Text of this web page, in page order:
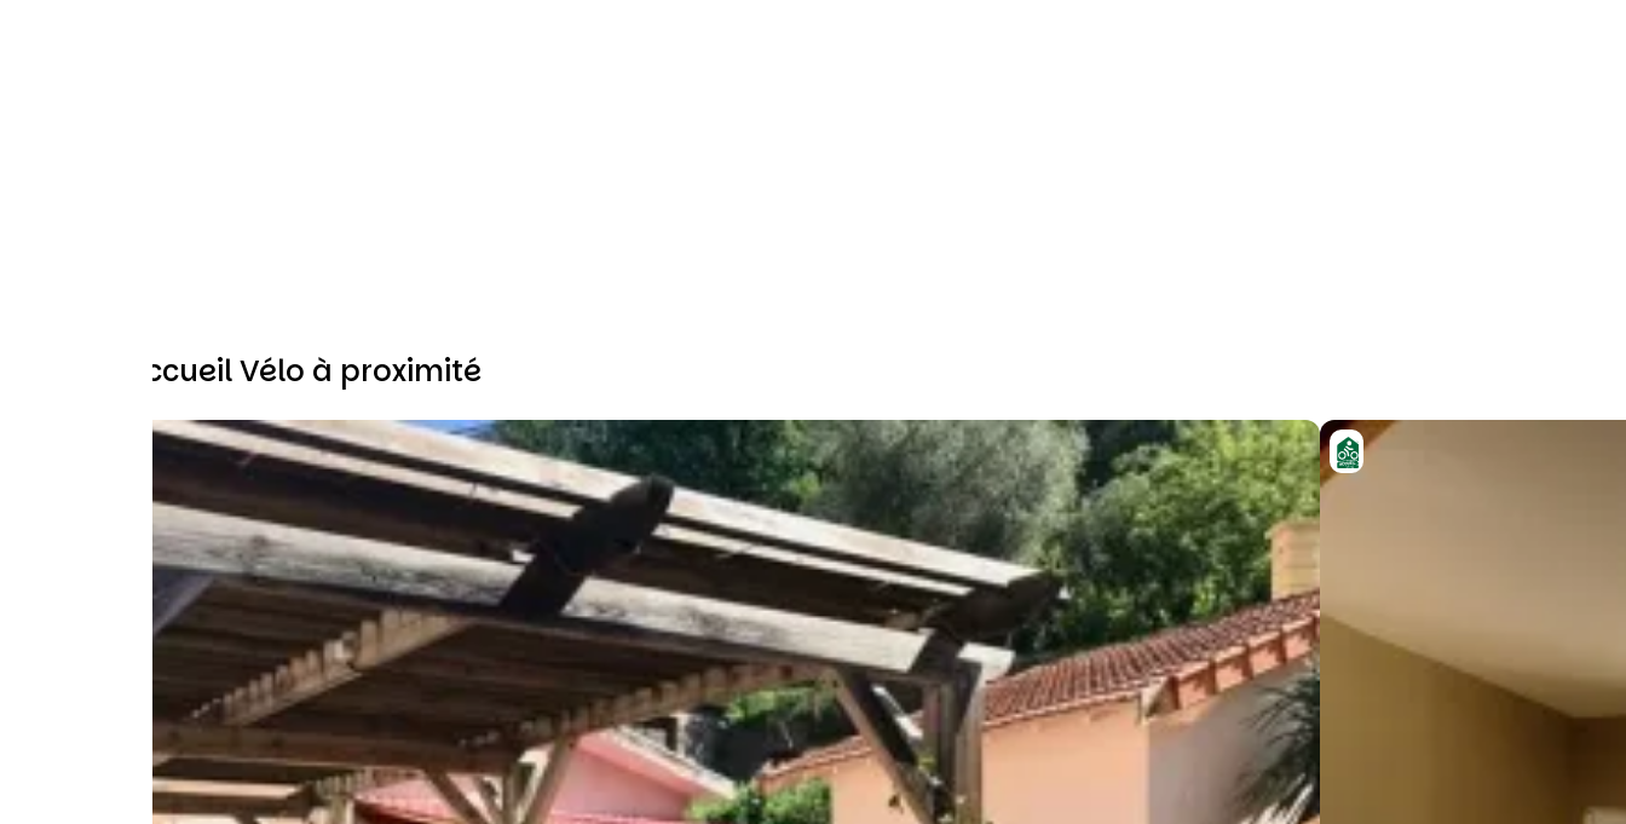
Autres Accueil Vélo à proximité